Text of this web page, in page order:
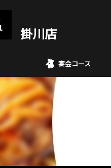
掛川店
宴会コース